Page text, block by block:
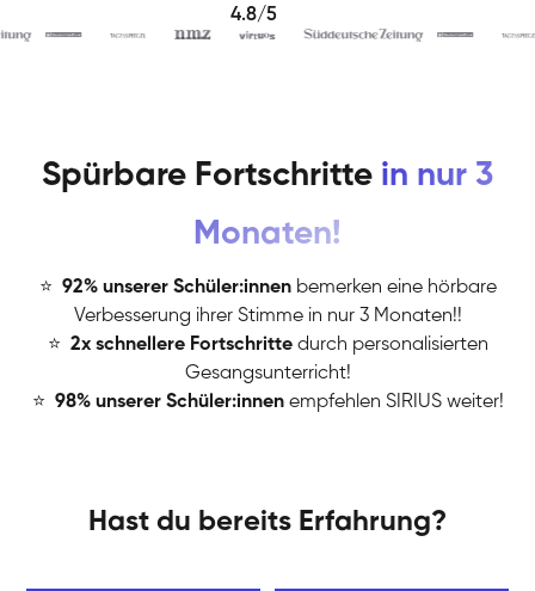
4.8/5
Spürbare Fortschritte in nur 3
Monaten!
⭐ 92% unserer Schüler:innen bemerken eine hörbare
Verbesserung ihrer Stimme in nur 3 Monaten!!
⭐ 2x schnellere Fortschritte durch personalisierten
Gesangsunterricht!
⭐ 98% unserer Schüler:innen empfehlen SIRIUS weiter!
Hast du bereits Erfahrung?